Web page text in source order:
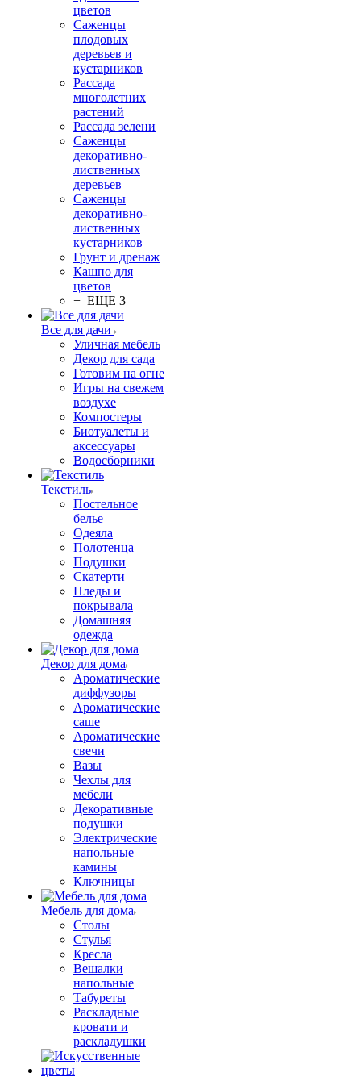
цветов
Саженцы
плодовых
деревьев и
кустарников
Рассада
многолетних
растений
Рассада зелени
Саженцы
декоративно-
лиственных
деревьев
Саженцы
декоративно-
лиственных
кустарников
Грунт и дренаж
Кашпо для
цветов
+ ЕЩЕ 3
Все для дачи
Уличная мебель
Декор для сада
Готовим на огне
Игры на свежем
воздухе
Компостеры
Биотуалеты и
аксессуары
Водосборники
Текстиль
Постельное
белье
Одеяла
Полотенца
Подушки
Скатерти
Пледы и
покрывала
Домашняя
одежда
Декор для дома
Ароматические
диффузоры
Ароматические
саше
Ароматические
свечи
Вазы
Чехлы для
мебели
Декоративные
подушки
Электрические
напольные
камины
Ключницы
Мебель для дома
Столы
Стулья
Кресла
Вешалки
напольные
Табуреты
Раскладные
кровати и
раскладушки